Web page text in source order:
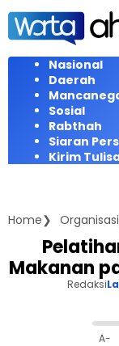
Langsung
konten
Nasional
Daerah
Sosial
Rabthah
Siaran Pers
Kirim
Home Organisasi
Makanan
Redaksi
A-